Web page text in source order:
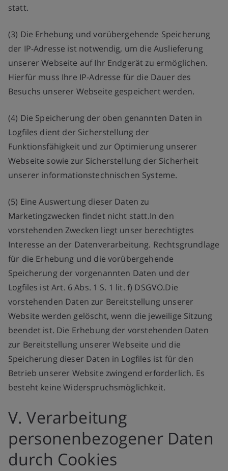
statt.
(3) Die Erhebung und vorübergehende Speicherung
der IP-Adresse ist notwendig, um die Auslieferung
unserer Webseite auf Ihr Endgerät zu ermöglichen.
Hierfür muss Ihre IP-Adresse für die Dauer des
Besuchs unserer Webseite gespeichert werden.
(4) Die Speicherung der oben genannten Daten in
Logfiles dient der Sicherstellung der
Funktionsfähigkeit und zur Optimierung unserer
Webseite sowie zur Sicherstellung der Sicherheit
unserer informationstechnischen Systeme.
(5) Eine Auswertung dieser Daten zu
Marketingzwecken findet nicht statt.In den
vorstehenden Zwecken liegt unser berechtigtes
Interesse an der Datenverarbeitung. Rechtsgrundlage
für die Erhebung und die vorübergehende
Speicherung der vorgenannten Daten und der
Logfiles ist Art. 6 Abs. 1 S. 1 lit. f) DSGVO.Die
vorstehenden Daten zur Bereitstellung unserer
Website werden gelöscht, wenn die jeweilige Sitzung
beendet ist. Die Erhebung der vorstehenden Daten
zur Bereitstellung unserer Webseite und die
Speicherung dieser Daten in Logfiles ist für den
Betrieb unserer Website zwingend erforderlich. Es
besteht keine Widerspruchsmöglichkeit.
V. Verarbeitung
personenbezogener Daten
durch Cookies